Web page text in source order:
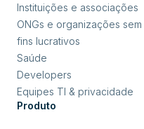
Instituições e associações
ONGs e organizações sem
fins lucrativos
Saúde
Developers
Equipes TI & privacidade
Produto